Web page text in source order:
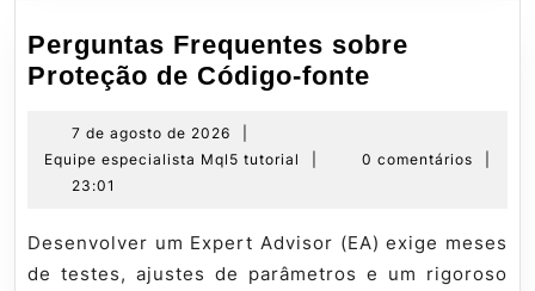
Perguntas Frequentes sobre
Proteção de Código-fonte
Proteção
Código-
fonte
7 de agosto de 2026
7
de
2026
Equipe especialista Mql5 tutorial
Equipe
tutorial
0 comentários
23:01
Desenvolver um Expert Advisor (EA) exige meses
de testes, ajustes de parâmetros e um rigoroso